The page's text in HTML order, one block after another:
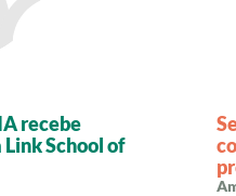
recebe
Link School of